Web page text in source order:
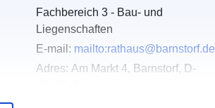
Fachbereich 3 - Bau- und
Liegenschaften
E-mail: mailto:rathaus@barnstorf.de
Adres: Am Markt 4, Barnstorf, D-